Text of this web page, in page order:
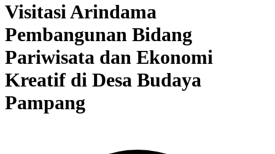
Visitasi Arindama
Pembangunan Bidang
Pariwisata dan Ekonomi
Kreatif di Desa Budaya
Pampang